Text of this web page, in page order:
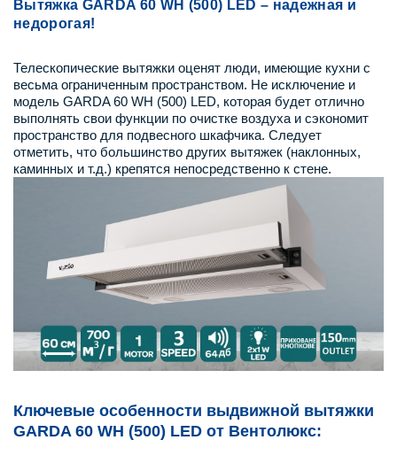
Вытяжка GARDA 60 WH (500) LED – надежная и
недорогая!
Телескопические вытяжки оценят люди, имеющие кухни с
весьма ограниченным пространством. Не исключение и
модель GARDA 60 WH (500) LED, которая будет отлично
выполнять свои функции по очистке воздуха и сэкономит
пространство для подвесного шкафчика. Следует
отметить, что большинство других вытяжек (наклонных,
каминных и т.д.) крепятся непосредственно к стене.
Ключевые особенности выдвижной вытяжки
GARDA 60 WH (500) LED от Вентолюкс: